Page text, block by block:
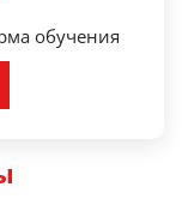
обучения